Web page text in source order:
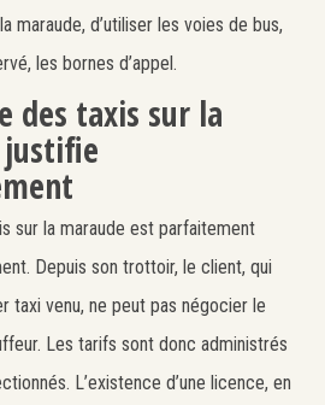
maraude, d’utiliser les voies de bus,
les bornes d’appel.
des taxis sur la
justifie
sur la maraude est parfaitement
Depuis son trottoir, le client, qui
taxi venu, ne peut pas négocier le
Les tarifs sont donc administrés
L’existence d’une licence, en